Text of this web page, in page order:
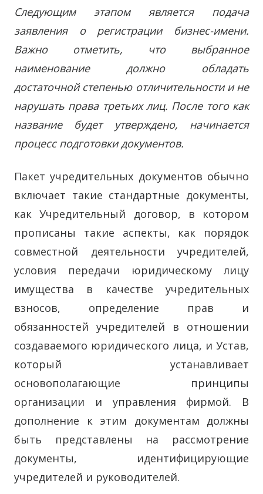
Следующим этапом является подача
заявления о регистрации бизнес-имени.
Важно отметить, что выбранное
наименование должно обладать
достаточной степенью отличительности и не
нарушать права третьих лиц. После того как
название будет утверждено, начинается
процесс подготовки документов.
Пакет учредительных документов обычно
включает такие стандартные документы,
как Учредительный договор, в котором
прописаны такие аспекты, как порядок
совместной деятельности учредителей,
условия передачи юридическому лицу
имущества в качестве учредительных
взносов, определение прав и
обязанностей учредителей в отношении
создаваемого юридического лица, и Устав,
который устанавливает
основополагающие принципы
организации и управления фирмой. В
дополнение к этим документам должны
быть представлены на рассмотрение
документы, идентифицирующие
учредителей и руководителей.